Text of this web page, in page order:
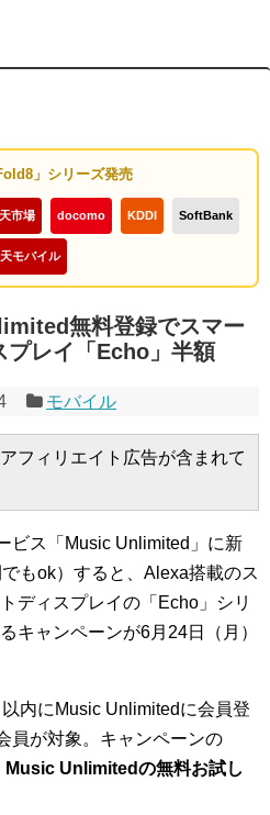
」シリーズ発売
市場 docomo KDDI SoftBank
モバイル
無料登録でスマー
プレイ「Echo」半額
モバイル
フィリエイト広告が含まれて
ビス「Music Unlimited」に新
もok）すると、Alexa搭載のス
ディスプレイの「Echo」シリ
キャンペーンが6月24日（月）
内にMusic Unlimitedに会員登
員が対象。キャンペーンの
Music Unlimitedの無料お試し